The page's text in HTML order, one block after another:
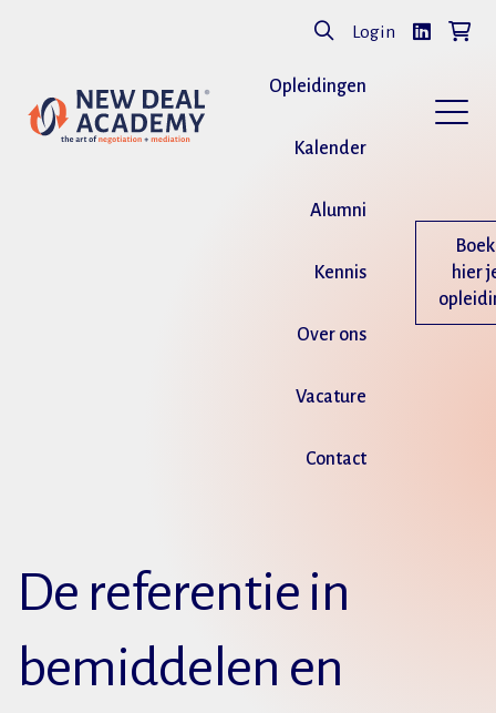
Login
Opleidingen
Kalender
Alumni
Kennis
Over ons
Vacature
Contact
Boek
hier
De referentie in
bemiddelen en